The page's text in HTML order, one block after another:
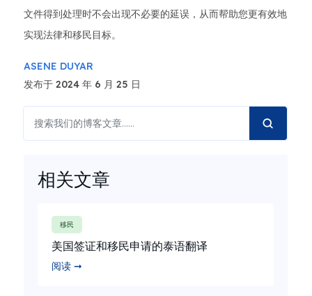
文件得到处理时不会出现不必要的延误，从而帮助您更有效地
实现法律和移民目标。
ASENE DUYAR
发布于 2024 年 6 月 25 日
相关文章
移民
美国签证和移民申请的泰语翻译
阅读 ➞